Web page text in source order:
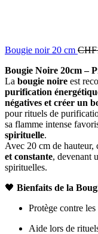
Bougie noir 20 cm CHF
Bougie Noire 20cm –
La bougie noire est
purification
négatives et créer un
pour rituels de
sa flamme intense
spirituelle.
Avec 20 cm de hauteur,
et constante, devenant
spirituelles.
🖤 Bienfaits de la
Protège contre
Aide lors de